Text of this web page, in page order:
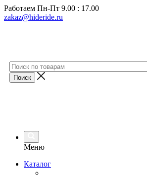
Работаем Пн-Пт 9.00 : 17.00
zakaz@hideride.ru
Меню
Каталог